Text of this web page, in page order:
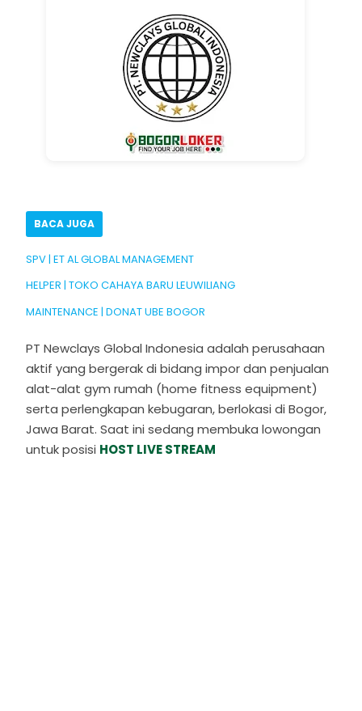
BACA JUGA
SPV | ET AL GLOBAL MANAGEMENT
HELPER | TOKO CAHAYA BARU LEUWILIANG
MAINTENANCE | DONAT UBE BOGOR
PT Newclays Global Indonesia adalah perusahaan
aktif yang bergerak di bidang impor dan penjualan
alat-alat gym rumah (home fitness equipment)
serta perlengkapan kebugaran, berlokasi di Bogor,
Jawa Barat. Saat ini sedang membuka lowongan
untuk posisi HOST LIVE STREAM